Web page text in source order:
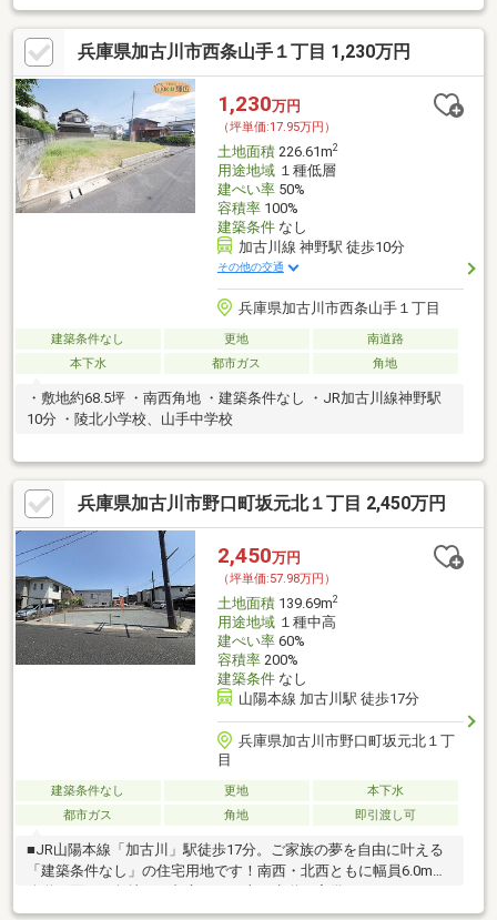
兵庫県加古川市西条山手１丁目 1,230万円
1,230万円
（坪単価:17.95万円）
土地面積226.61m2
用途地域１種低層
建ぺい率50%
容積率100%
建築条件なし
加古川線 神野駅 徒歩10分
その他の交通
兵庫県加古川市西条山手１丁目
建築条件なし 更地
南道路
本下水
都市ガス 角地
・敷地約68.5坪 ・南西角地 ・建築条件なし ・JR加古川線神野駅
10分 ・陵北小学校、山手中学校
兵庫県加古川市野口町坂元北１丁目 2,450万円
2,450万円
（坪単価:57.98万円）
土地面積139.69m2
用途地域１種中高
建ぺい率60%
容積率200%
建築条件なし
山陽本線 加古川駅 徒歩17分
兵庫県加古川市野口町坂元北１丁
目
建築条件なし 更地
本下水
都市ガス
角地 即引渡し可
■JR山陽本線「加古川」駅徒歩17分。ご家族の夢を自由に叶える
「建築条件なし」の住宅用地です！南西・北西ともに幅員6.0mの